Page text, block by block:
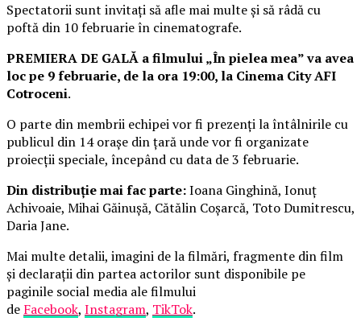
Spectatorii sunt invitați să afle mai multe și să râdă cu
poftă din 10 februarie în cinematografe.
PREMIERA DE GALĂ a filmului „În pielea mea” va avea
loc pe 9 februarie, de la ora 19:00, la Cinema City AFI
Cotroceni.
O parte din membrii echipei vor fi prezenți la întâlnirile cu
publicul din 14 orașe din țară unde vor fi organizate
proiecții speciale, începând cu data de 3 februarie.
Din distribuție mai fac parte:Ioana Ginghină, Ionuț
Achivoaie, Mihai Găinușă, Cătălin Coșarcă, Toto Dumitrescu,
Daria Jane.
Mai multe detalii, imagini de la filmări, fragmente din film
și declarații din partea actorilor sunt disponibile pe
paginile social media ale filmului
de Facebook, Instagram, TikTok.